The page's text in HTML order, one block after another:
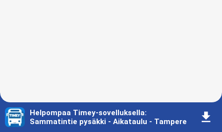
Helpompaa Timey-sovelluksella:
Sammatintie pysäkki - Aikataulu - Tampere
󰇚